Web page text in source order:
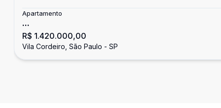
Apartamento
...
R$ 1.420.000,00
Vila Cordeiro, São Paulo - SP